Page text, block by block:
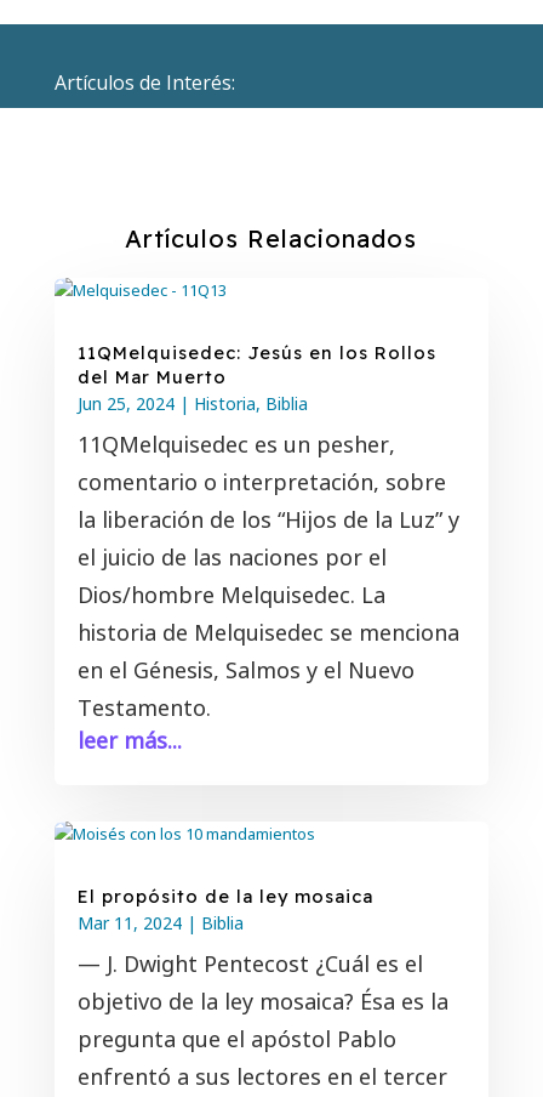
Artículos de Interés:
Artículos Relacionados
11QMelquisedec: Jesús en los Rollos
del Mar Muerto
Jun 25, 2024| Historia, Biblia
11QMelquisedec es un pesher,
comentario o interpretación, sobre
la liberación de los “Hijos de la Luz” y
el juicio de las naciones por el
Dios/hombre Melquisedec. La
historia de Melquisedec se menciona
en el Génesis, Salmos y el Nuevo
Testamento.
leer más...
El propósito de la ley mosaica
Mar 11 , 2024| Biblia
— J. Dwight Pentecost ¿Cuál es el
objetivo de la ley mosaica? Ésa es la
pregunta que el apóstol Pablo
enfrentó a sus lectores en el tercer